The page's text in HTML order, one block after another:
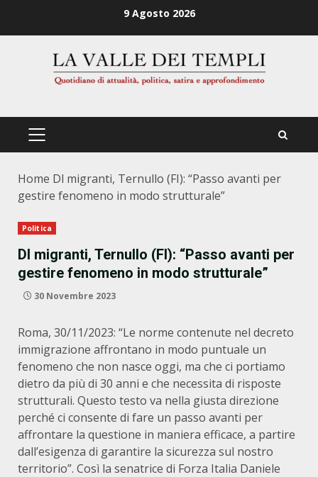
9 Agosto 2026
PRIMÄRES
Home Dl migranti, Ternullo (FI): “Passo avanti per
gestire fenomeno in modo strutturale”
Politica
Dl migranti, Ternullo (FI): “Passo avanti per
gestire fenomeno in modo strutturale”
30 Novembre 2023
Roma, 30/11/2023: “Le norme contenute nel decreto
immigrazione affrontano in modo puntuale un
fenomeno che non nasce oggi, ma che ci portiamo
dietro da più di 30 anni e che necessita di risposte
strutturali. Questo testo va nella giusta direzione
perché ci consente di fare un passo avanti per
affrontare la questione in maniera efficace, a partire
dall’esigenza di garantire la sicurezza sul nostro
territorio”. Così la senatrice di Forza Italia Daniele